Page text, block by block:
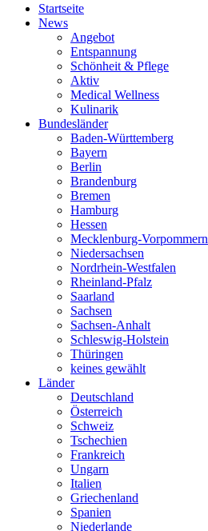
Startseite
News
Angebot
Entspannung
Schönheit & Pflege
Aktiv
Medical Wellness
Kulinarik
Bundesländer
Baden-Württemberg
Bayern
Berlin
Brandenburg
Bremen
Hamburg
Hessen
Mecklenburg-Vorpommern
Niedersachsen
Nordrhein-Westfalen
Rheinland-Pfalz
Saarland
Sachsen
Sachsen-Anhalt
Schleswig-Holstein
Thüringen
keines gewählt
Länder
Deutschland
Österreich
Schweiz
Tschechien
Frankreich
Ungarn
Italien
Griechenland
Spanien
Niederlande